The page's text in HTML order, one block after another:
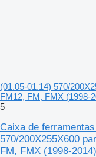
(01.05-01.14) 570/
FM12, FM, FMX (1998-
5
Caixa de
570/200X255X600
FM, FMX (1998-2014)